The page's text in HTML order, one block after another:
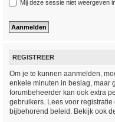
Mij deze sessie niet weergeven
REGISTREER
Om je te kunnen aanmelden,
enkele minuten in beslag, maar
forumbeheerder kan ook extra
gebruikers. Lees voor
bijbehorend beleid. Bekijk ook